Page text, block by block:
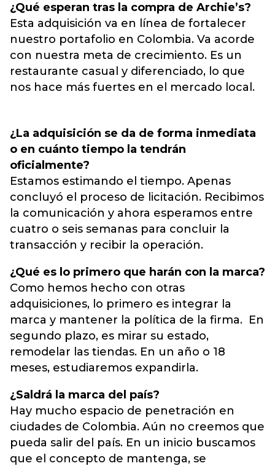
¿Qué esperan tras la compra de Archie’s?
Esta adquisición va en línea de fortalecer
nuestro portafolio en Colombia. Va acorde
con nuestra meta de crecimiento. Es un
restaurante casual y diferenciado, lo que
nos hace más fuertes en el mercado local.
¿La adquisición se da de forma inmediata
o en cuánto tiempo la tendrán
oficialmente?
Estamos estimando el tiempo. Apenas
concluyó el proceso de licitación. Recibimos
la comunicación y ahora esperamos entre
cuatro o seis semanas para concluir la
transacción y recibir la operación.
¿Qué es lo primero que harán con la marca?
Como hemos hecho con otras
adquisiciones, lo primero es integrar la
marca y mantener la política de la firma. En
segundo plazo, es mirar su estado,
remodelar las tiendas. En un año o 18
meses, estudiaremos expandirla.
¿Saldrá la marca del país?
Hay mucho espacio de penetración en
ciudades de Colombia. Aún no creemos que
pueda salir del país. En un inicio buscamos
que el concepto de mantenga, se